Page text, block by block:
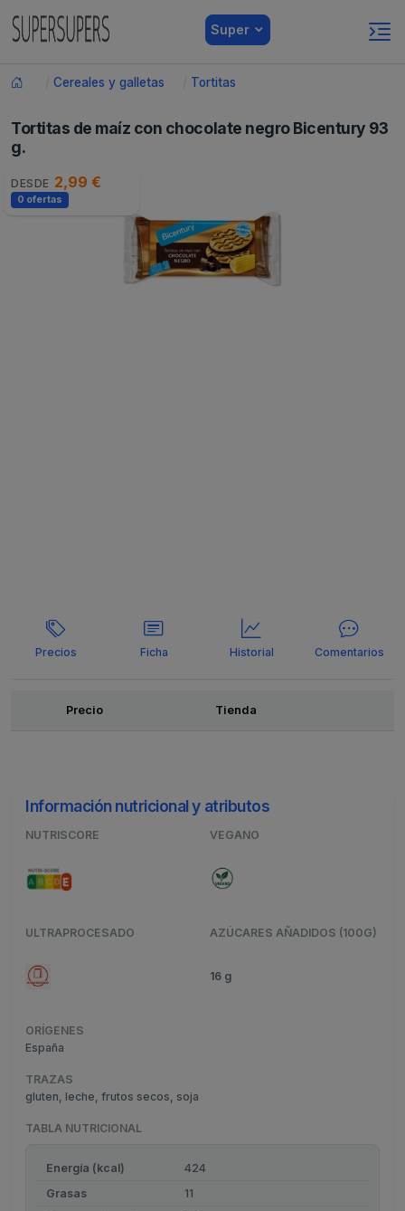
Super
Cereales y galletas Tortitas
Tortitas de maíz con chocolate negro Bicentury 93
g.
DESDE 2,99 €
0 ofertas
Precios Ficha Historial Comentarios
OfertasPrecio Tienda
Información nutricional y atributos
NUTRISCORE VEGANO
ULTRAPROCESADO AZÚCARES AÑADIDOS (100G)
16 g
ORÍGENES
España
TRAZAS
gluten, leche, frutos secos, soja
TABLA NUTRICIONAL
Energía (kcal)
424
Grasas
11